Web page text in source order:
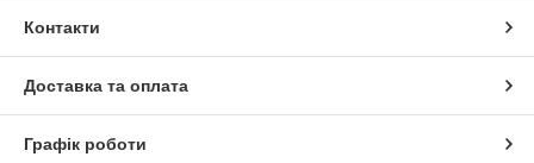
Контакти
Доставка та оплата
Графік роботи